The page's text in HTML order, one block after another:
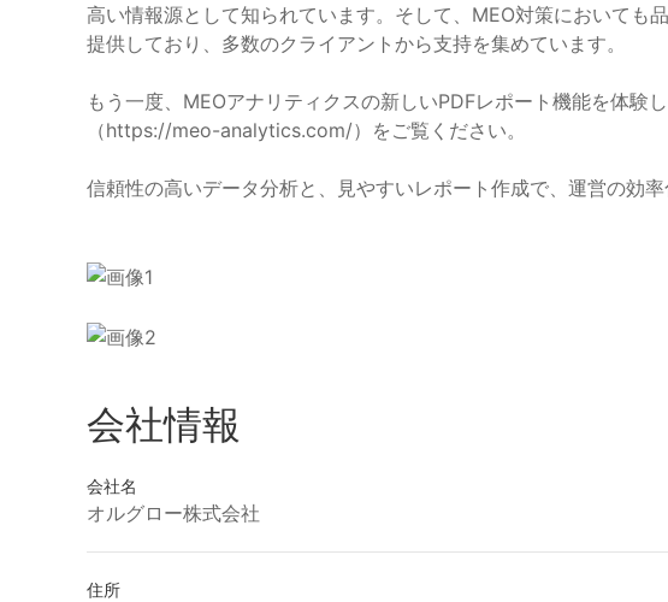
高い情報源として知られています。そして、MEO対策においても
提供しており、多数のクライアントから支持を集めています。
もう一度、MEOアナリティクスの新しいPDFレポート機能を体験
（https://meo-analytics.com/）をご覧ください。
信頼性の高いデータ分析と、見やすいレポート作成で、運営の効率
会社情報
会社名
オルグロー株式会社
住所